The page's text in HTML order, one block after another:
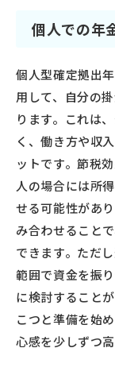
個人での年
個人型確定拠出
用して、自分の
ります。これは
く、働き方や収
ットです。節税
人の場合には所
せる可能性があ
み合わせること
できます。ただ
範囲で資金を振
に検討すること
こつと準備を始
心感を少しずつ